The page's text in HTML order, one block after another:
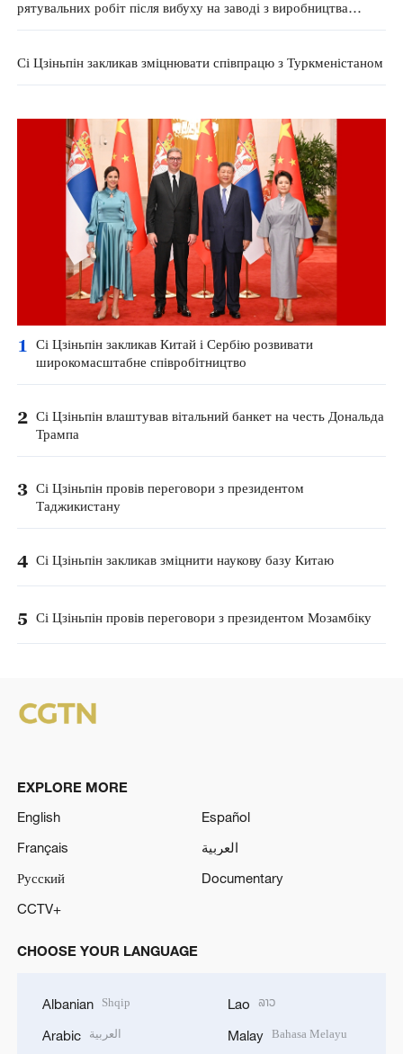
рятувальних робіт після вибуху на заводі з виробництва
Сі Цзіньпін закликав зміцнювати співпрацю з Туркменістаном
1
Сі Цзіньпін закликав Китай і Сербію розвивати
широкомасштабне співробітництво
2 Сі Цзіньпін влаштував вітальний банкет на честь Дональда
Трампа
3 Сі Цзіньпін провів переговори з президентом
Таджикистану
4 Сі Цзіньпін закликав зміцнити наукову базу Китаю
5 Сі Цзіньпін провів переговори з президентом Мозамбіку
EXPLORE MORE
English
Español
Français
العربية
Русский
Documentary
CCTV+
CHOOSE YOUR LANGUAGE
Albanian Shqip
Arabic العربية
Lao ລາວ
Malay Bahasa Melayu